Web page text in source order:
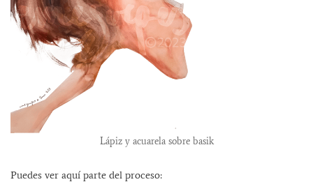
Lápiz y acuarela sobre basik
Puedes ver aquí parte del proceso: